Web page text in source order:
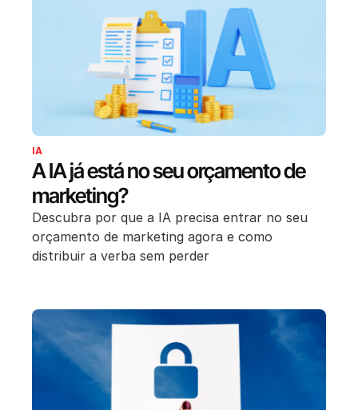
IA
A IA já está no seu orçamento de
marketing?
Descubra por que a IA precisa entrar no seu
orçamento de marketing agora e como
distribuir a verba sem perder